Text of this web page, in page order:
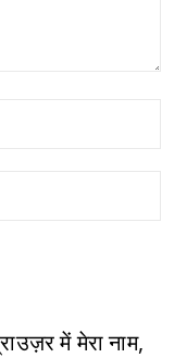
में मेरा नाम,